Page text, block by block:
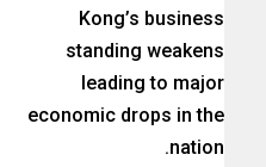
Kong’s business
standing weakens
leading to major
economic drops in the
nation.